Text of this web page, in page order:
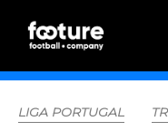
LIGA PORTUGAL